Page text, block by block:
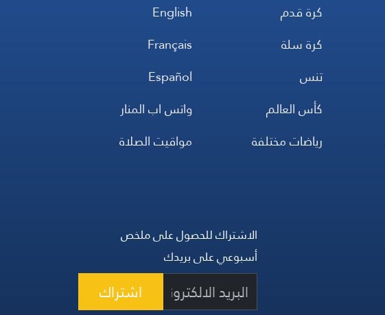
كرة قدم
كرة سلة
تنس
كأس العالم
رياضات مختلفة
English
Français
Español
واتس اب المنار
مواقيت الصلاة
الاشتراك للحصول على ملخص
أسبوعي على بريدك
اشتراك